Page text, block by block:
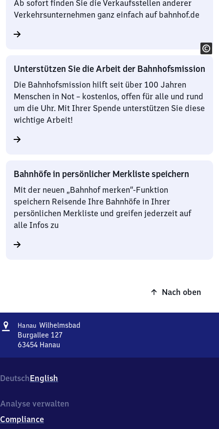
Ab sofort finden Sie die Verkaufsstellen anderer
Verkehrsunternehmen ganz einfach auf bahnhof.de
Unterstützen Sie die Arbeit der Bahnhofsmission
Die Bahnhofsmission hilft seit über 100 Jahren
Menschen in Not – kostenlos, offen für alle und rund
um die Uhr. Mit Ihrer Spende unterstützen Sie diese
wichtige Arbeit!
Bahnhöfe in persönlicher Merkliste speichern
Mit der neuen „Bahnhof merken“-Funktion
speichern Reisende Ihre Bahnhöfe in Ihrer
persönlichen Merkliste und greifen jederzeit auf
alle Infos zu
Nach oben
Adresse
Hanau WilhelmsbadHanau-
Burgallee 127
63454 Hanau
Burgallee
127,
3
5
DeutschEnglish
Analyse verwalten
Compliance